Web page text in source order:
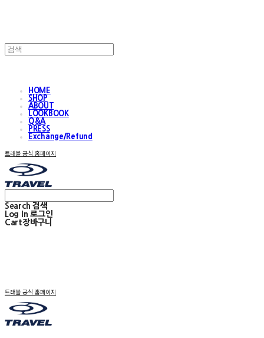
HOME
SHOP
ABOUT
LOOKBOOK
Q&A
PRESS
Exchange/Refund
트래블 공식 홈페이지
Search 검색
Log In 로그인
Cart장바구니
트래블 공식 홈페이지